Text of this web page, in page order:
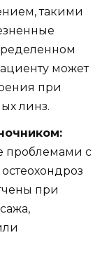
такими
может
при
линз.
проблемами с
при